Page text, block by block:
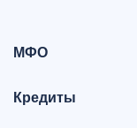
МФО
Кредиты